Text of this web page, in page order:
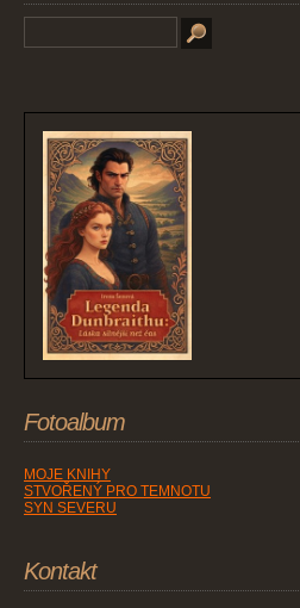
Fotoalbum
MOJE KNIHY
STVOŘENÝ PRO TEMNOTU
SYN SEVERU
Kontakt